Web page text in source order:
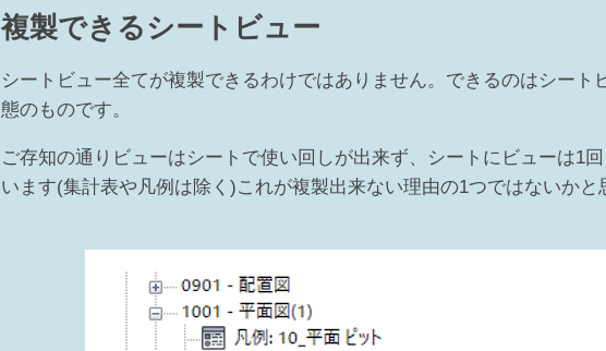
複製できるシートビュー
シートビュー全てが複製できるわけではありません。できるのはシート
態のものです。
ご存知の通りビューはシートで使い回しが出来ず、シートにビューは1
います(集計表や凡例は除く)これが複製出来ない理由の1つではないかと